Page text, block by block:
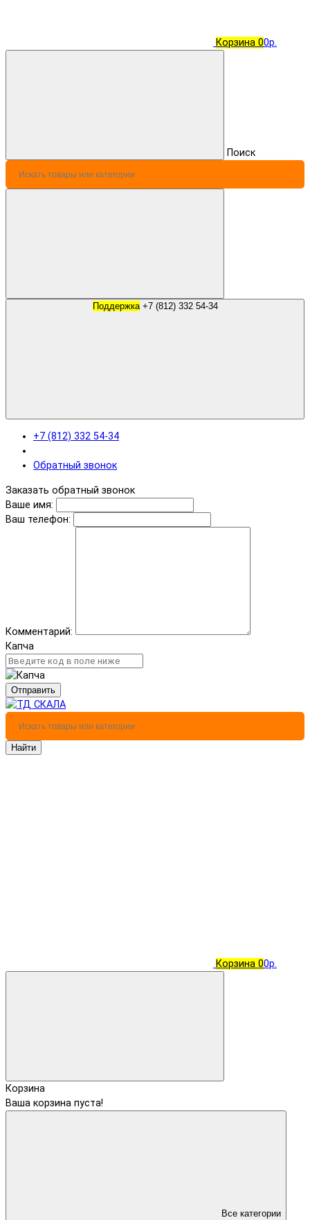
Корзина 00р.
Поиск
Поддержка +7 (812) 332 54-34
+7 (812) 332 54-34
Обратный звонок
Заказать обратный звонок
Ваше имя:
Ваш телефон:
Комментарий:
Капча
Отправить
Найти
Корзина 00р.
Корзина
Ваша корзина пуста!
Все категории